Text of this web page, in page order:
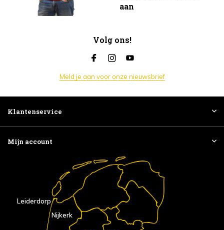
aan
Volg ons!
Meld je aan voor onze nieuwsbrief
Klantenservice
Mijn account
Nijkerk
Leiderdorp